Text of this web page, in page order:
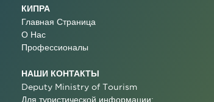
КИПРА
Главная Страница
О Нас
Профессионалы
НАШИ КОНТАКТЫ
Deputy Ministry of Tourism
Для туристической информации: